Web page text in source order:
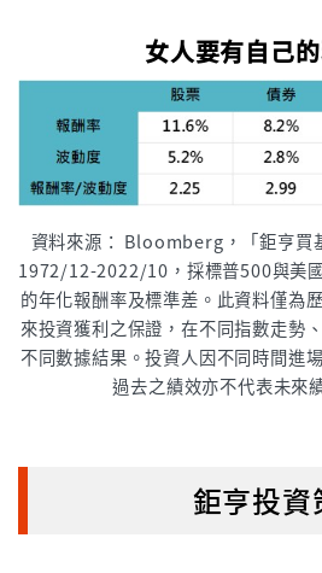
女人要有自己
資料來源： Bloomberg，「鉅亨買
1972/12-2022/10，採標普500與美
的年化報酬率及標準差。此資料僅為
來投資獲利之保證，在不同指數走勢
不同數據結果。投資人因不同時間進
過去之績效亦不代表未來
鉅亨投資